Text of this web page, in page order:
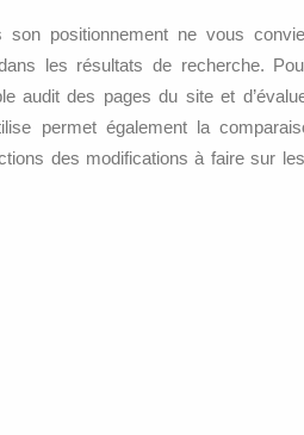
positionnement ne vous
les résultats de recherche.
audit des pages du site et
permet également la
des modifications à faire sur